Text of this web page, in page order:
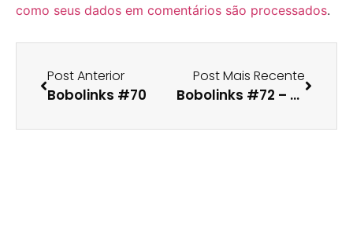
como seus dados em comentários são processados.
Post Anterior
Bobolinks #70
Post Mais Recente
Bobolinks #72 – Edição de Natal